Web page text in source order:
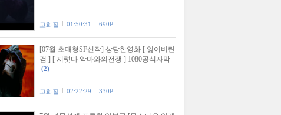
고화질 01:50:31 690P
[07월 초대형SF신작] 상당한영화 [ 잃어버린
검 ] [ 지렷다 악마와의전쟁 ] 1080공식자막
(2)
고화질 02:22:29 330P